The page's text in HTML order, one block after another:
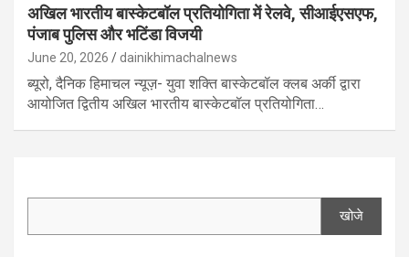
अखिल भारतीय बास्केटबॉल प्रतियोगिता में रेलवे, सीआईएसएफ,
पंजाब पुलिस और भटिंडा विजयी
June 20, 2026 dainikhimachalnews
ब्यूरो, दैनिक हिमाचल न्यूज़- युवा शक्ति बास्केटबॉल क्लब अर्की द्वारा
आयोजित द्वितीय अखिल भारतीय बास्केटबॉल प्रतियोगिता…
खोजे